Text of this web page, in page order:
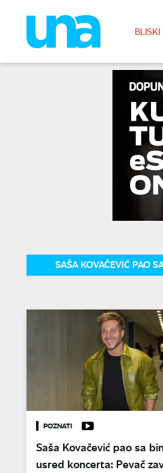
SAŠA KOVAČEVIĆ PAO
POZNATI
Saša Kovačević pao sa
usred koncerta: Pevač